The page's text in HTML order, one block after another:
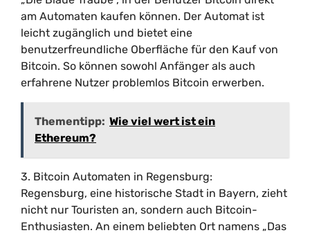
am Automaten kaufen können. Der Automat ist
leicht zugänglich und bietet eine
benutzerfreundliche Oberfläche für den Kauf von
Bitcoin. So können sowohl Anfänger als auch
erfahrene Nutzer problemlos Bitcoin erwerben.
Thementipp: Wie viel wert ist ein
Ethereum?
3. Bitcoin Automaten in Regensburg:
Regensburg, eine historische Stadt in Bayern, zieht
nicht nur Touristen an, sondern auch Bitcoin-
Enthusiasten. An einem beliebten Ort namens „Das